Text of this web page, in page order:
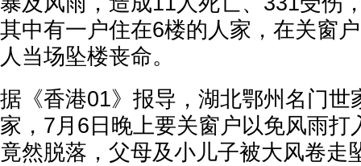
其中有一户住在6楼的人家，在关窗
人当场坠楼丧命。
据《香港01》报导，湖北鄂州名门世
家，7月6日晚上要关窗户以免风雨打
竟然脱落，父母及小儿子被大风卷走